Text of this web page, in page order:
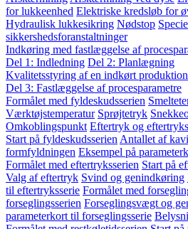
for lukkeenhed Elektriske kredsløb for
Hydraulisk lukkesikring Nødstop
sikkershedsforanstaltninger
Indkøring med fastlæggelse af
Del 1: Indledning Del 2: Planlægning
Kvalitetsstyring af en indkørt produktion
Del 3: Fastlæggelse af procesparametre
Formålet med fyldeskudsserien
Værktøjstemperatur Sprøjtetryk
Omkoblingspunkt Eftertryk og
Start på fyldeskudsserien Antallet af
formfyldningen Eksempel på
Formålet med eftertryksserien Start på
Valg af eftertryk Svind og genindkøring
til eftertryksserie Formålet med
forseglingsserien Forseglingsvægt og
parameterkort til forseglingsserie